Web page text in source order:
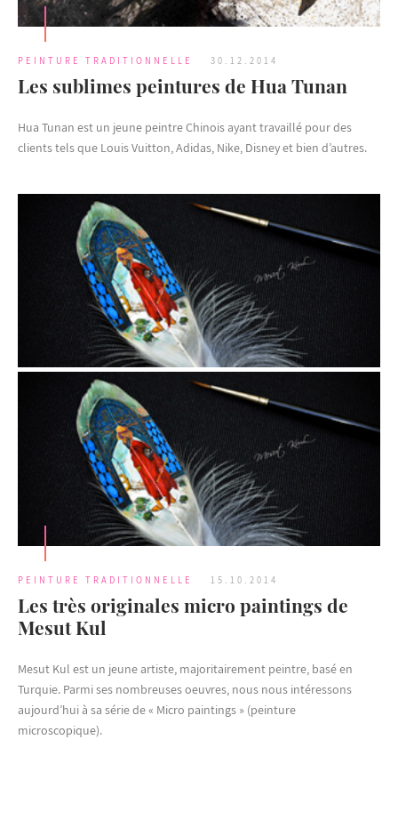
PEINTURE TRADITIONNELLE 30.12.2014
Les sublimes peintures de Hua Tunan
Hua Tunan est un jeune peintre Chinois ayant travaillé pour des
clients tels que Louis Vuitton, Adidas, Nike, Disney et bien d’autres.
PEINTURE TRADITIONNELLE 15.10.2014
Les très originales micro paintings de
Mesut Kul
Mesut Kul est un jeune artiste, majoritairement peintre, basé en
Turquie. Parmi ses nombreuses oeuvres, nous nous intéressons
aujourd’hui à sa série de « Micro paintings » (peinture
microscopique).